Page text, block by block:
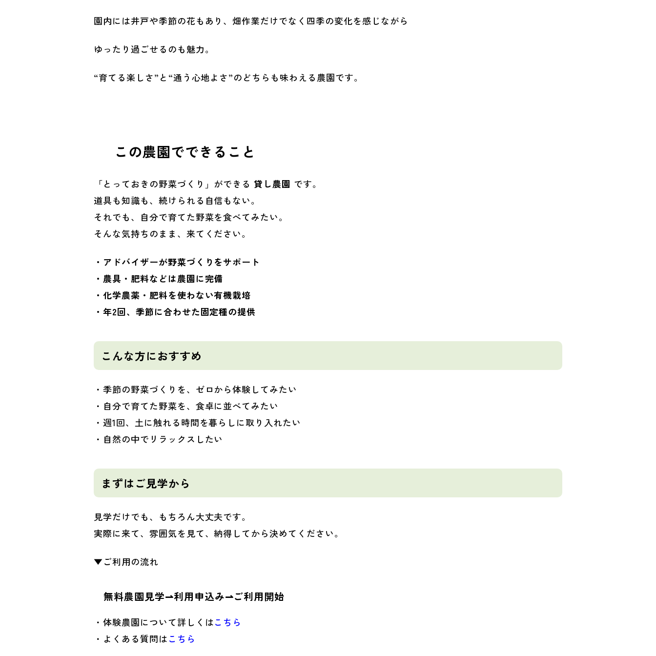
園内には井戸や季節の花もあり、畑作業だけでなく四季の変化を感じながら
ゆったり過ごせるのも魅力。
“育てる楽しさ”と“通う心地よさ”のどちらも味わえる農園です。
この農園でできること
「とっておきの野菜づくり」ができる貸し農園 です。
道具も知識も、続けられる自信もない。
それでも、自分で育てた野菜を食べてみたい。
そんな気持ちのまま、来てください。
・アドバイザーが野菜づくりをサポート
・農具・肥料などは農園に完備
・化学農薬・肥料を使わない有機栽培
・年2回、季節に合わせた固定種の提供
こんな方におすすめ
・季節の野菜づくりを、ゼロから体験してみたい
・ 自分で育てた野菜を、食卓に並べてみたい
・週1回、土に触れる時間を暮らしに取り入れたい
・自然の中でリラックスしたい
まずはご見学から
見学だけでも、もちろん大丈夫です。
実際に来て、雰囲気を見て、納得してから決めてください。
▼ご利用の流れ
無料農園見学⇀利用申込み⇀ご利用開始
・体験農園について詳しくはこちら
・よくある質問はこちら